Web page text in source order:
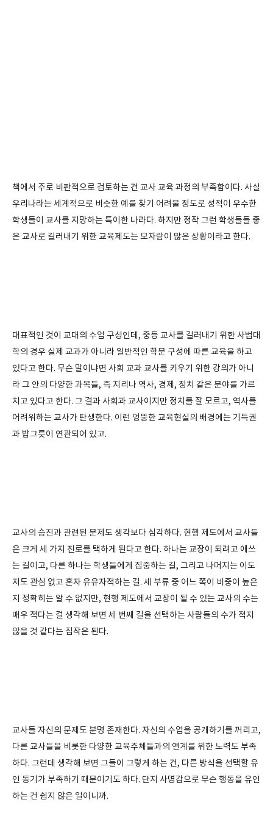
책에서 주로 비판적으로 검토하는 건 교사 교육 과정의 부족함이다. 사실
우리나라는 세계적으로 비슷한 예를 찾기 어려울 정도로 성적이 우수한
학생들이 교사를 지망하는 특이한 나라다. 하지만 정작 그런 학생들들 좋
은 교사로 길러내기 위한 교육제도는 모자람이 많은 상황이라고 한다.
대표적인 것이 교대의 수업 구성인데, 중등 교사를 길러내기 위한 사범대
학의 경우 실제 교과가 아니라 일반적인 학문 구성에 따른 교육을 하고
있다고 한다. 무슨 말이냐면 사회 교과 교사를 키우기 위한 강의가 아니
라 그 안의 다양한 과목들, 즉 지리나 역사, 경제, 정치 같은 분야를 가르
치고 있다고 한다. 그 결과 사회과 교사이지만 정치를 잘 모르고, 역사를
어려워하는 교사가 탄생한다. 이런 엉뚱한 교육현실의 배경에는 기득권
과 밥그릇이 연관되어 있고.
교사의 승진과 관련된 문제도 생각보다 심각하다. 현행 제도에서 교사들
은 크게 세 가지 진로를 택하게 된다고 한다. 하나는 교장이 되려고 애쓰
는 길이고, 다른 하나는 학생들에게 집중하는 길, 그리고 나머지는 이도
저도 관심 없고 혼자 유유자적하는 길. 세 부류 중 어느 쪽이 비중이 높은
지 정확히는 알 수 없지만, 현행 제도에서 교장이 될 수 있는 교사의 수는
매우 적다는 걸 생각해 보면 세 번째 길을 선택하는 사람들의 수가 적지
않을 것 같다는 짐작은 된다.
교사들 자신의 문제도 분명 존재한다. 자신의 수업을 공개하기를 꺼리고,
다른 교사들을 비롯한 다양한 교육주체들과의 연계를 위한 노력도 부족
하다. 그런데 생각해 보면 그들이 그렇게 하는 건, 다른 방식을 선택할 유
인 동기가 부족하기 때문이기도 하다. 단지 사명감으로 무슨 행동을 유인
하는 건 쉽지 않은 일이니까.